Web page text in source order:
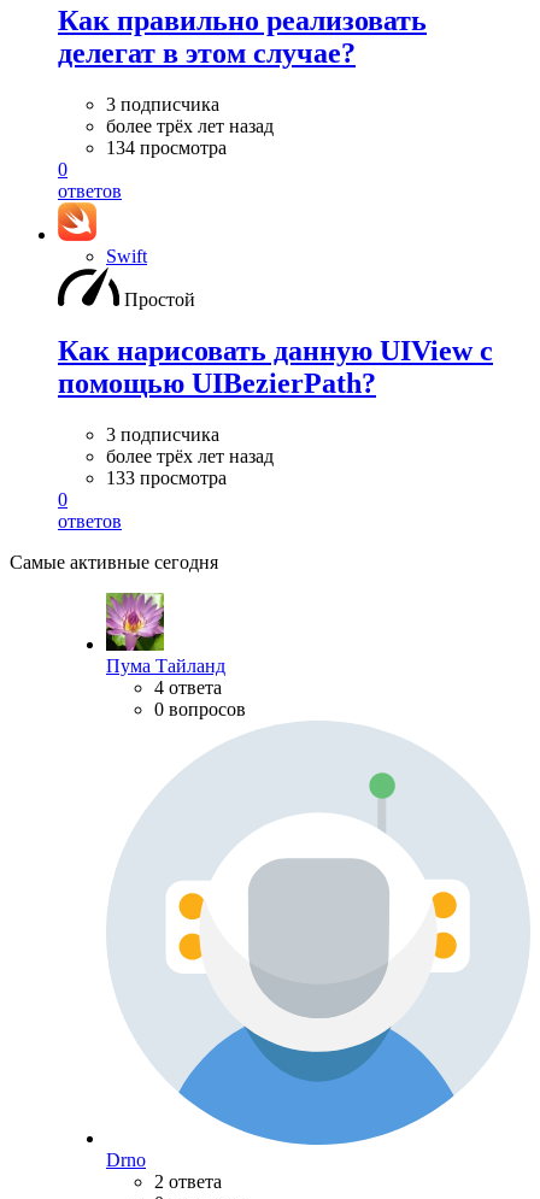
Как правильно реализовать
делегат в этом случае?
3 подписчика
более трёх лет назад
134 просмотра
0
ответов
Swift
Простой
Как нарисовать данную UIView с
помощью UIBezierPath?
3 подписчика
более трёх лет назад
133 просмотра
0
ответов
Самые активные сегодня
Пума Тайланд
4 ответа
0 вопросов
Drno
2 ответа